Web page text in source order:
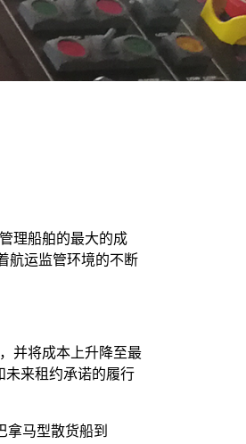
理船舶的最大的成
航运监管环境的不断
并将成本上升降至最
来租约承诺的履行
拿马型散货船到